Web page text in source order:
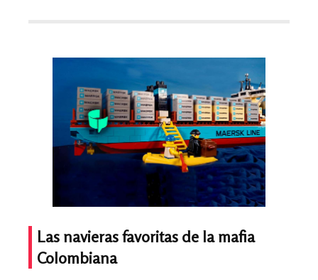
Las navieras favoritas de la mafia
Colombiana